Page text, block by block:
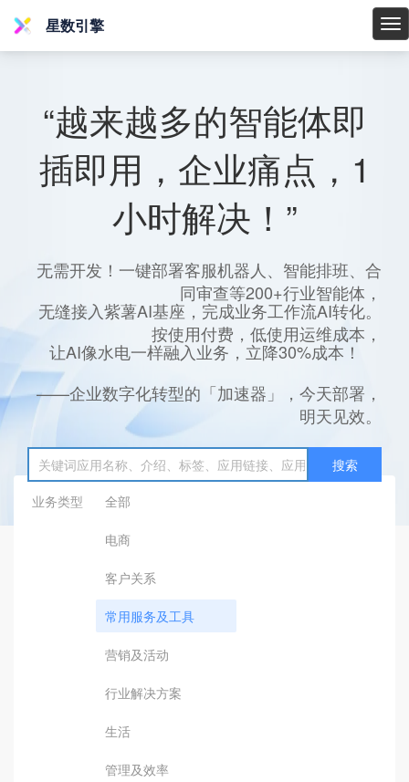
星
星数引擎
“越来越多的智能体即
插即用，企业痛点，1
小时解决！”
无需开发！一键部署客服机器人、智能排班、合
同审查等200+行业智能体，
无缝接入紫薯AI基座，完成业务工作流AI转化。
按使用付费，低使用运维成本，
让AI像水电一样融入业务，立降30%成本！
——企业数字化转型的「加速器」，今天部署，
明天见效。
搜索
业务类型
全部
电商
客户关系
常用服务及工具
营销及活动
行业解决方案
生活
管理及效率